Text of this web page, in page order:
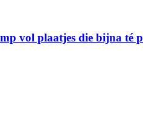
vol plaatjes die bijna té